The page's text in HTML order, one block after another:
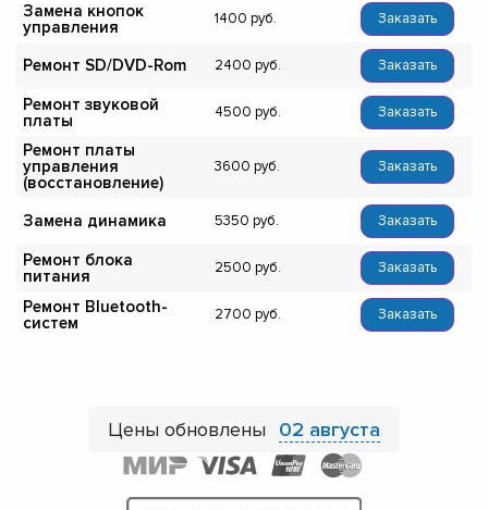
Замена кнопок
управления
1400 Заказать
Ремонт SD/DVD-Rom 2400 Заказать
Ремонт звуковой
платы
4500 Заказать
Ремонт платы
управления
(восстановление)
3600 Заказать
Замена динамика 5350 Заказать
Ремонт блока
питания
2500 Заказать
Ремонт Bluetooth-
систем
2700 Заказать
Цены обновлены 02 августа